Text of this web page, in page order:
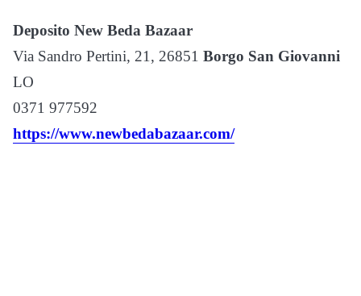
Deposito New Beda Bazaar
Via Sandro Pertini, 21, 26851 Borgo San Giovanni
LO
0371 977592
https://www.newbedabazaar.com/